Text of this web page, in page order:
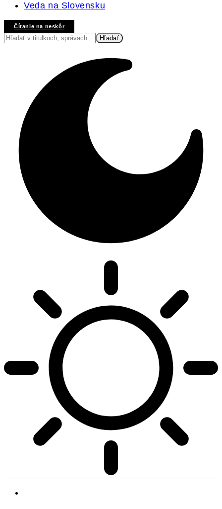
Veda na Slovensku
Čítanie na neskôr